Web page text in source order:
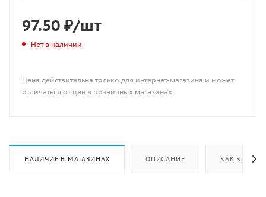
97.50 ₽/шт
Нет в наличии
Цена действительна только для интернет-магазина и может
отличаться от цен в розничных магазинах
НАЛИЧИЕ В МАГАЗИНАХ ОПИСАНИЕ КАК КУПИТЬ